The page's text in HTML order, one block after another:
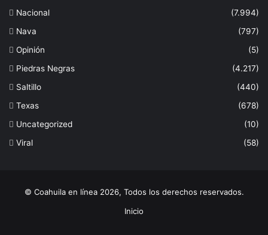
Nacional
(7.994)
Nava
(797)
Opinión
(5)
Piedras Negras
(4.217)
Saltillo
(440)
Texas
(678)
Uncategorized
(10)
Viral
(58)
© Coahuila en línea 2026, Todos los derechos reservados.
Inicio